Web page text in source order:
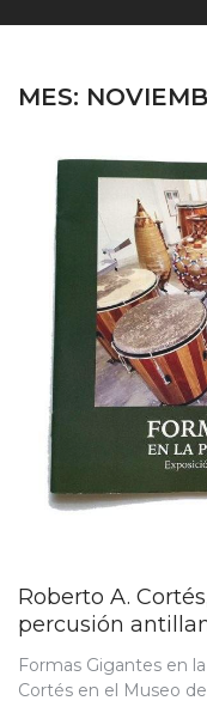
MES:
Roberto A.
percusión
Formas Gigantes en
Cortés en el Museo